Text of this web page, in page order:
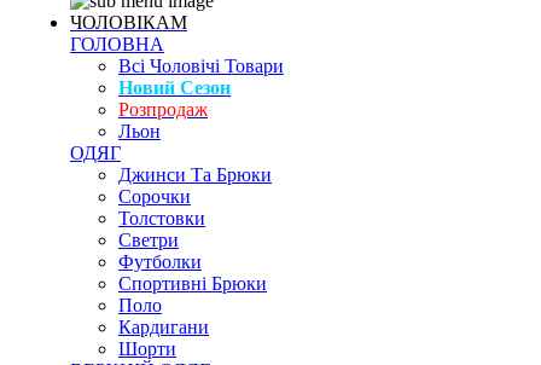
ЧОЛОВІКАМ
ГОЛОВНА
Всі Чоловічі Товари
Новий Сезон
Розпродаж
Льон
ОДЯГ
Джинси Та Брюки
Сорочки
Толстовки
Светри
Футболки
Спортивні Брюки
Поло
Кардигани
Шорти